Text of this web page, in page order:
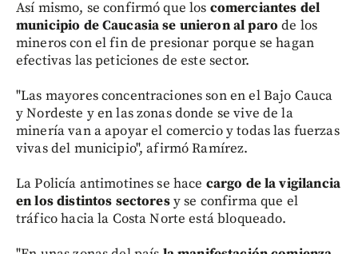
Así mismo, se confirmó que los comerciantes del
municipio de Caucasia se unieron al paro de los
mineros con el fin de presionar porque se hagan
efectivas las peticiones de este sector.
"Las mayores concentraciones son en el Bajo Cauca
y Nordeste y en las zonas donde se vive de la
minería van a apoyar el comercio y todas las fuerzas
vivas del municipio", afirmó Ramírez.
La Policía antimotines se hace cargo de la vigilancia
en los distintos sectoresy se confirma que el
tráfico hacia la Costa Norte está bloqueado.